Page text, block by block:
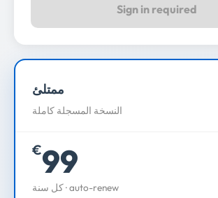
Sign in required
ممتلئ
النسخة المسجلة كاملة
€99
كل سنة · auto-renew